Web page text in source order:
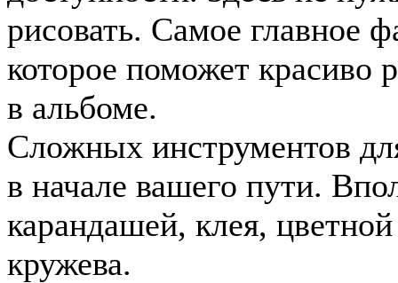
рисовать. Самое главное
которое поможет красиво
в альбоме.
Сложных инструментов
в начале вашего пути.
карандашей, клея,
кружева.